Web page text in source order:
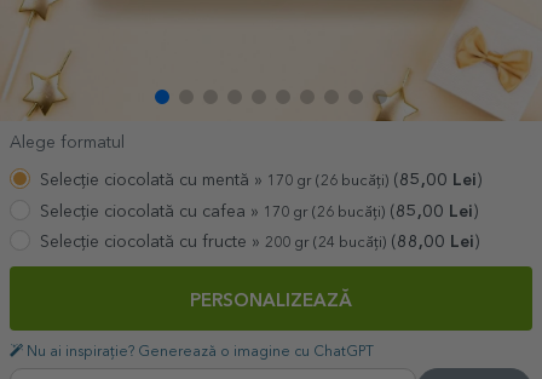
Alege formatul
Selecție ciocolată cu mentă » 170 gr (26 bucăți) ( 85,00 Lei )
Selecție ciocolată cu cafea » 170 gr (26 bucăți) (85,00 Lei)
Selecție ciocolată cu fructe » 200 gr (24 bucăți) ( 88,00 Lei )
PERSONALIZEAZĂ
Nu ai inspirație? Generează o imagine cu ChatGPT